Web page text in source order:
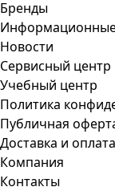
Бренды
Новости
Сервисный центр
Учебный центр
Политика
Публичная
Доставка и оплата
Компания
Контакты